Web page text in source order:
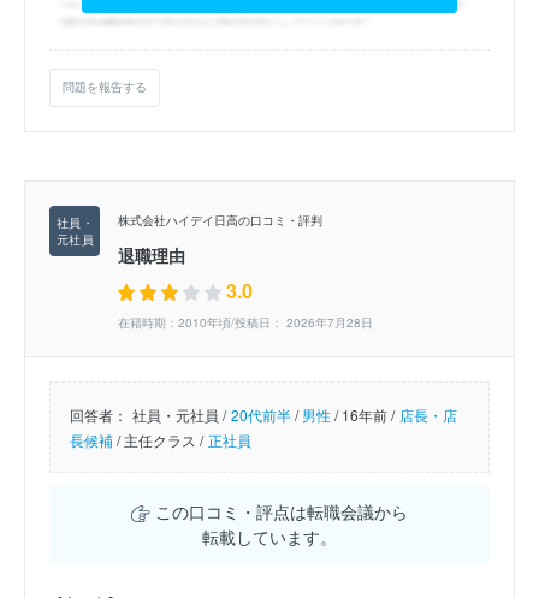
問題を報告する
株式会社ハイデイ日高の口コミ・評判
退職理由
3.0
在籍時期：2010年頃/投稿日： 2026年7月28日
回答者： 社員・元社員 / 20代前半/男性/16年前 / 店長・店
長候補/主任クラス / 正社員
この口コミ・評点は転職会議から
転載しています。